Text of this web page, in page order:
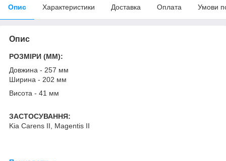
Опис Характеристики Доставка Оплата Умови
Опис
РОЗМІРИ (MM):
Довжина - 257 мм
Ширина - 202 мм
Висота - 41 мм
ЗАСТОСУВАННЯ:
Kia Carens II, Magentis II